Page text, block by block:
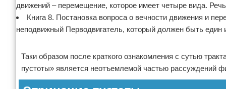
движений – перемещение, которое имеет четыре вида.
Книга 8. Постановка вопроса о вечности движения и
неподвижный Перводвигатель, который должен быть един
Таки образом после краткого ознакомления с сутью
пустоты» является неотъемлемой частью рассуждений